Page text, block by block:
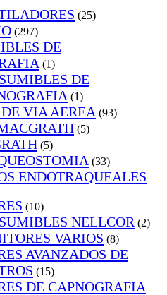
(25)
(297)
DE
(1)
DE
(1)
VIA AEREA (93)
(5)
(5)
(33)
ENDOTRAQUEALES
(10)
NELLCOR (2)
VARIOS (8)
AVANZADOS DE
(15)
DE CAPNOGRAFIA